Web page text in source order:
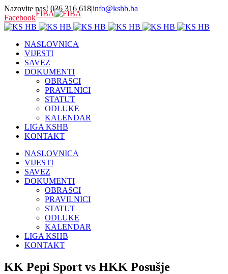
Nazovite nas! 036 316 618|info@kshb.ba
FacebookFIBA
NASLOVNICA
VIJESTI
SAVEZ
DOKUMENTI
OBRASCI
PRAVILNICI
STATUT
ODLUKE
KALENDAR
LIGA KSHB
KONTAKT
NASLOVNICA
VIJESTI
SAVEZ
DOKUMENTI
OBRASCI
PRAVILNICI
STATUT
ODLUKE
KALENDAR
LIGA KSHB
KONTAKT
KK Pepi Sport vs HKK Posušje